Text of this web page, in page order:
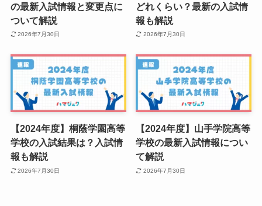
の最新入試情報と変更点に
ついて解説
2026年7月30日
どれくらい？最新の入試情
報も解説
2026年7月30日
【2024年度】桐蔭学園高等
学校の入試結果は？入試情
報も解説
2026年7月30日
【2024年度】山手学院高等
学校の最新入試情報につい
て解説
2026年7月30日